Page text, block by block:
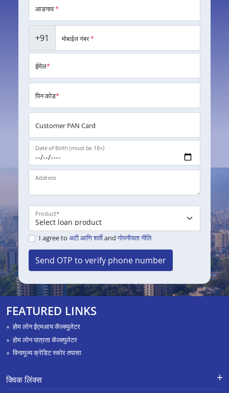
आडनाव*
+91 मोबाईल नंबर*
ईमेल*
पिन कोड*
Customer PAN Card
Date of Birth (must be 18+)
Address
Product*
I agree to अटी आणि शर्तीand गोपनीयता नीति
Send OTP to verify phone number
FEATURED LINKS
होम लोन ईएमआय कॅल्क्युलेटर
होम लोन पात्रता कॅल्क्युलेटर
विनामूल्य क्रेडिट स्कोर तपासा
क्विक लिंक्स